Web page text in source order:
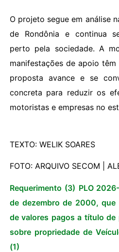
O projeto segue em análise
de Rondônia e continua
perto pela sociedade. A
manifestações de apoio
proposta avance e se
concreta para reduzir os
motoristas e empresas no
TEXTO: WELIK SOARES
FOTO: ARQUIVO SECOM |
Requerimento (3) PLO
de dezembro de 2000, que
de valores pagos a título
sobre propriedade de
(1)